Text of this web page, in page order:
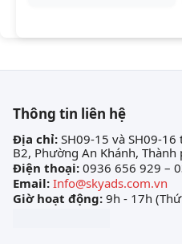
Thông tin liên hệ
Địa chỉ: SH09-15 và SH09-
B2, Phường An Khánh,
Điện thoại: 0936 656 929 –
Email: Info@skyads.com.vn
Giờ hoạt động: 9h - 17h